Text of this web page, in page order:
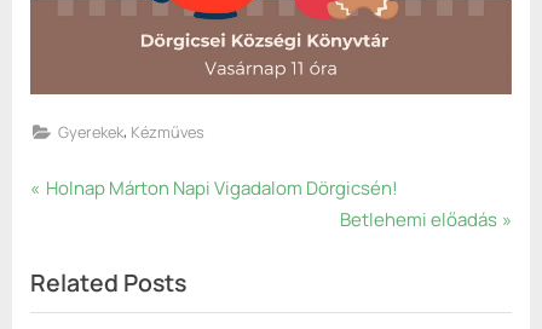
Gyerekek, Kézműves
Bejegyzés
P
v
i
Holnap Márton Napi Vigadalom Dörgicsén!
N
t
Betlehemi előadás
Related Posts